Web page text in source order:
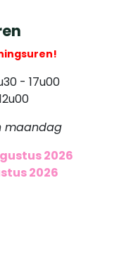
- 17u00
maandag
2026
2026